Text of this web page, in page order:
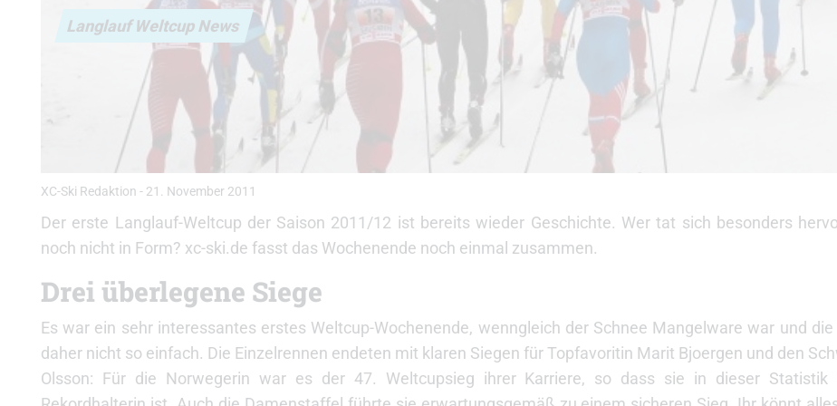
Langlauf Weltcup News
XC-Ski Redaktion - 21. November 2011
Der erste Langlauf-Weltcup der Saison 2011/12 ist bereits wieder Geschichte. Wer tat sich besonders
noch nicht in Form? xc-ski.de fasst das Wochenende noch einmal zusammen.
Drei überlegene Siege
Es war ein sehr interessantes erstes Weltcup-Wochenende, wenngleich der Schnee Mangelware war und die
daher nicht so einfach. Die Einzelrennen endeten mit klaren Siegen für Topfavoritin Marit Bjoergen und den
Olsson: Für die Norwegerin war es der 47. Weltcupsieg ihrer Karriere, so dass sie in dieser Statistik